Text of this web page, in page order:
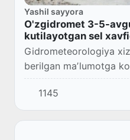
Yashil sayyora
O'zgidromet 3-5-
kutilayotgan sel
Gidrometeorologiya
berilgan maʼlumotga
avgust kunlari
sababli
1145